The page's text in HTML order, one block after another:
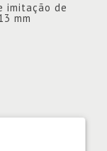
imitação de
mm